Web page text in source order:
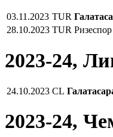
03.11.2023 TUR
28.10.2023 TUR Ризеспор
2023-24,
24.10.2023 CL
2023-24,